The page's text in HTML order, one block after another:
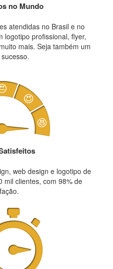
no Mundo
atendidas no Brasil e no
logotipo profissional, flyer,
mais. Seja também um
web design e logotipo de
mil clientes, com 98% de